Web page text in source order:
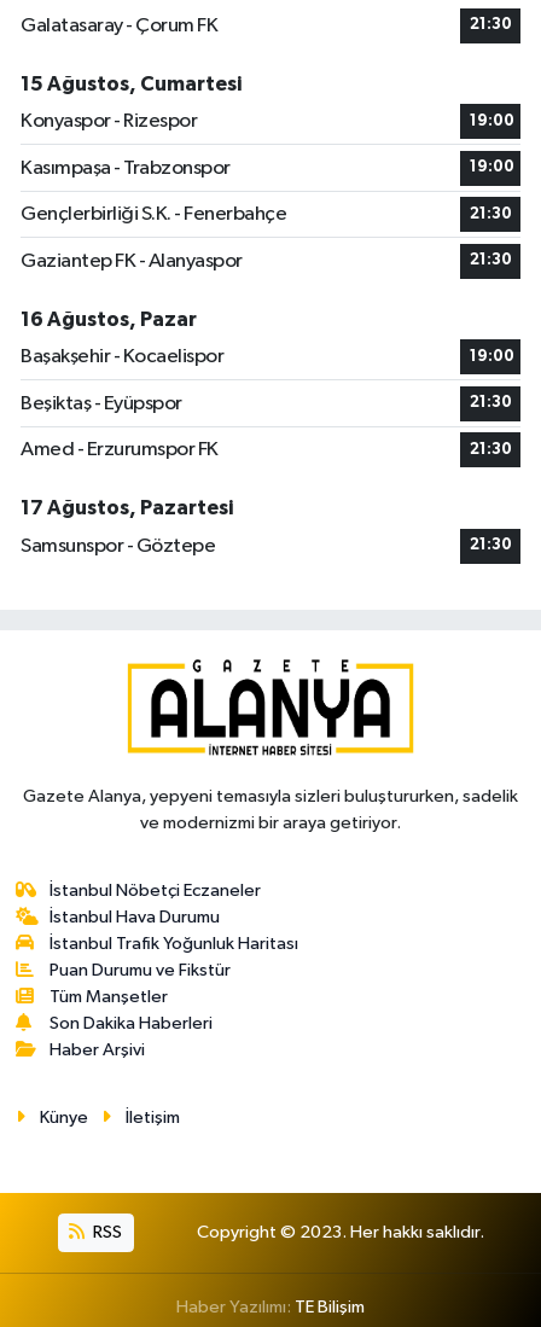
Galatasaray - Çorum FK
21:30
15 Ağustos, Cumartesi
Konyaspor - Rizespor
19:00
Kasımpaşa - Trabzonspor 19:00
Gençlerbirliği S.K. - Fenerbahçe 21:30
Gaziantep FK - Alanyaspor 21:30
16 Ağustos, Pazar
Başakşehir - Kocaelispor
19:00
Beşiktaş - Eyüpspor 21:30
Amed - Erzurumspor FK 21:30
17 Ağustos, Pazartesi
Samsunspor - Göztepe
21:30
Gazete Alanya, yepyeni temasıyla sizleri buluştururken, sadelik
ve modernizmi bir araya getiriyor.
İstanbul Nöbetçi Eczaneler
İstanbul Hava Durumu
İstanbul Trafik Yoğunluk Haritası
Puan Durumu ve Fikstür
Tüm Manşetler
Son Dakika Haberleri
Haber Arşivi
Künye İletişim
RSS Copyright © 2023. Her hakkı saklıdır.
Haber Yazılımı: TE Bilişim